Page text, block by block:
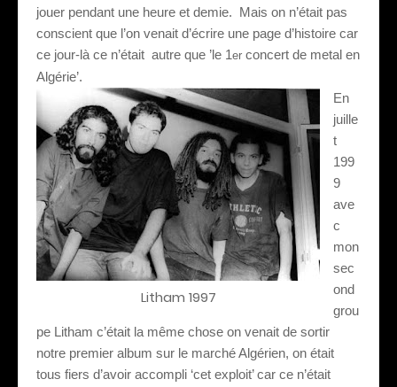
jouer pendant une heure et demie. Mais on n’était pas
conscient que l’on venait d’écrire une page d’histoire car
ce jour-là ce n’était autre que ’le 1er concert de metal en
Algérie’.
Litham 1997
En
juille
t
199
9
ave
c
mon
sec
ond
grou
pe Litham c’était la même chose on venait de sortir
notre premier album sur le marché Algérien, on était
tous fiers d’avoir accompli ‘cet exploit’ car ce n’était